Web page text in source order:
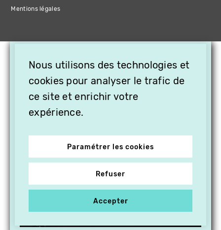
Mentions légales
Nous utilisons des technologies et
cookies pour analyser le trafic de
ce site et enrichir votre
expérience.
Paramétrer les cookies
Refuser
Accepter
OFFREZ LA VIDÉO EN
CADEAU, ABONNEZ VOS
PROCHES À VITHÈQUE !